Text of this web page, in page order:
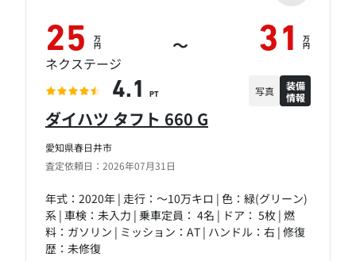
愛知県春日井市
査定依頼日：2026年07月31日
ダイハツ タフト 660 G
年式：2020年 | 走行：～10万キロ | 色：緑(グリーン)
系 | 車検：未入力 | 乗車定員： 4名 | ドア： 5枚 | 燃
料：ガソリン | ミッション：AT | ハンドル：右 | 修復
歴：未修復
25 万
円 ～ 31 万
円
ネクステージ
4.1 PT 写真
装備
情報